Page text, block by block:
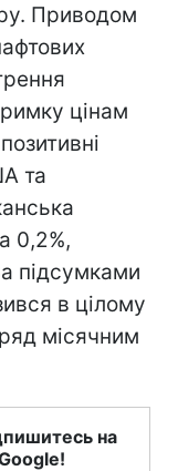
Приводом
цінам
та
0,2%,
підсумками
в цілому
місячним
на